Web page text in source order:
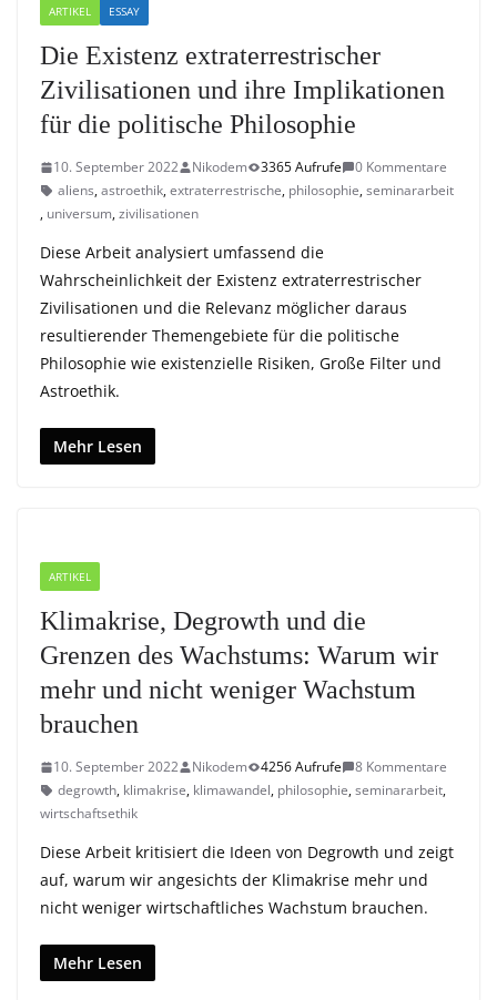
ARTIKEL ESSAY
Die Existenz extraterrestrischer
Zivilisationen und ihre Implikationen
für die politische Philosophie
10. September 2022 Nikodem 3365 Aufrufe
0 Kommentare
aliens,astroethik,extraterrestrische, philosophie,seminararbeit
, universum,zivilisationen
Diese Arbeit analysiert umfassend die
Wahrscheinlichkeit der Existenz extraterrestrischer
Zivilisationen und die Relevanz möglicher daraus
resultierender Themengebiete für die politische
Philosophie wie existenzielle Risiken, Große Filter und
Astroethik.
Mehr Lesen
ARTIKEL
Klimakrise, Degrowth und die
Grenzen des Wachstums: Warum wir
mehr und nicht weniger Wachstum
brauchen
10. September 2022 Nikodem 4256 Aufrufe
8 Kommentare
degrowth, klimakrise, klimawandel, philosophie,seminararbeit,
wirtschaftsethik
Diese Arbeit kritisiert die Ideen von Degrowth und zeigt
auf, warum wir angesichts der Klimakrise mehr und
nicht weniger wirtschaftliches Wachstum brauchen.
Mehr Lesen